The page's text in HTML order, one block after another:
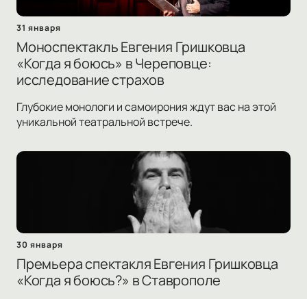
31 января
Моноспектакль Евгения Гришковца
«Когда я боюсь» в Череповце:
исследование страхов
Глубокие монологи и самоирония ждут вас на этой
уникальной театральной встрече.
30 января
Премьера спектакля Евгения Гришковца
«Когда я боюсь?» в Ставрополе